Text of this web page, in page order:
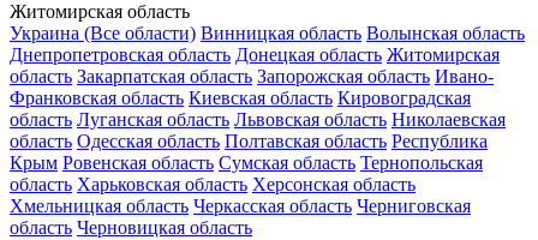
Житомирская область
Украина (Все области) Винницкая область Волынская область
Днепропетровская область Донецкая область Житомирская
область Закарпатская область Запорожская область Ивано-
Франковская область Киевская область Кировоградская
область Луганская область Львовская область Николаевская
область Одесская область Полтавская область Республика
Крым Ровенская область Сумская область Тернопольская
область Харьковская область Херсонская область
Хмельницкая область Черкасская область Черниговская
область Черновицкая область